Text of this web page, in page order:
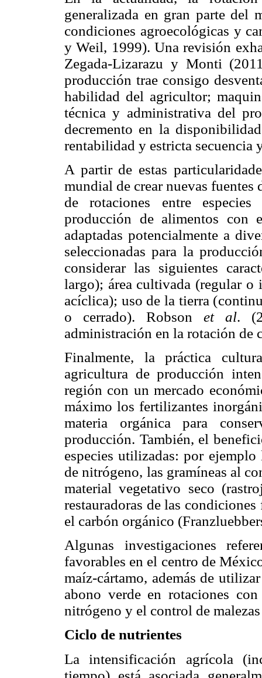
generalizada en gran parte del
condiciones agroecológicas y
y Weil, 1999). Una revisión
Zegada-Lizarazu y Monti
producción trae consigo
habilidad del agricultor;
técnica y administrativa del
decremento en la
rentabilidad y estricta secuencia
A partir de estas
mundial de crear nuevas fuentes
de rotaciones entre especies
producción de alimentos con
adaptadas potencialmente a
seleccionadas para la
considerar las siguientes
largo); área cultivada (regular
acíclica); uso de la tierra
o cerrado). Robson et al.
administración en la rotación de
Finalmente, la práctica
agricultura de producción
región con un mercado
máximo los fertilizantes
materia orgánica para
producción. También, el
especies utilizadas: por
de nitrógeno, las gramíneas al
material vegetativo seco
restauradoras de las
el carbón orgánico
Algunas investigaciones
favorables en el centro de
maíz-cártamo, además de
abono verde en rotaciones
nitrógeno y el control de
Ciclo de nutrientes
La intensificación agrícola